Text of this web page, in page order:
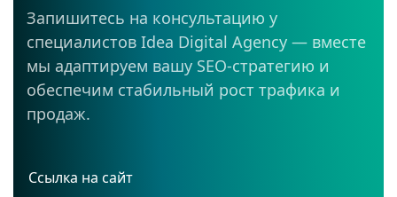
Запишитесь на консультацию у
специалистов Idea Digital Agency — вместе
мы адаптируем вашу SEO-стратегию и
обеспечим стабильный рост трафика и
продаж.